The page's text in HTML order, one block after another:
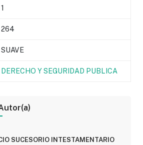
1
264
SUAVE
DERECHO Y SEGURIDAD PUBLICA
SUCESORIO INTESTAMENTARIO